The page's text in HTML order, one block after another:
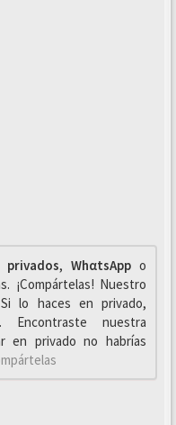
privados, WhαtsAppo
¡Compártelas! Nuestro
lo haces en privado,
Encontraste nuestra
en privado no habrías